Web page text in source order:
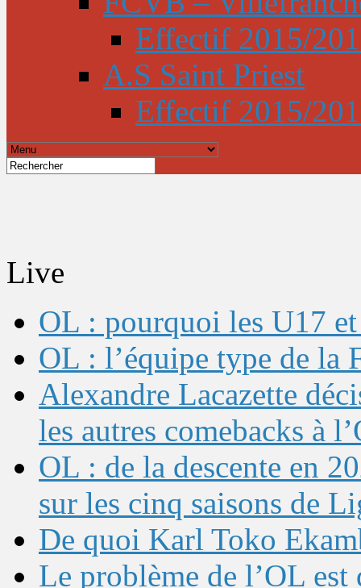
Effectif 2015/
A.S Saint Priest
Effectif 2015/
Live
OL : pourquoi les U17
OL : l’équipe type de la
Alexandre Lacazette
les autres comebacks à
OL : de la descente en
sur les cinq saisons de
De quoi Karl Toko
Le problème de l’OL